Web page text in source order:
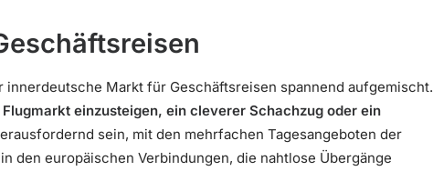
Markt für Geschäftsreisen spannend aufgemischt.
einzusteigen, ein cleverer Schachzug oder ein
sein, mit den mehrfachen Tagesangeboten der
den europäischen Verbindungen, die nahtlose Übergänge